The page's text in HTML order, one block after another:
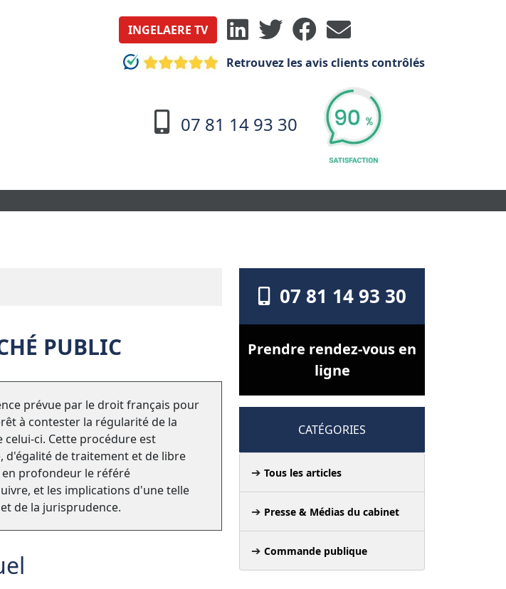
INGELAERE TV
Retrouvez les avis clients contrôlés
07 81 14 93 30
PUBLIC
prévue par le droit français pour
à contester la régularité de la
ci. Cette procédure est
d'égalité de traitement et de libre
en profondeur le référé
et les implications d'une telle
de la jurisprudence.
07 81 14 93 30
Prendre rendez-vous en
ligne
CATÉGORIES
Tous les articles
Presse & Médias du cabinet
Commande publique